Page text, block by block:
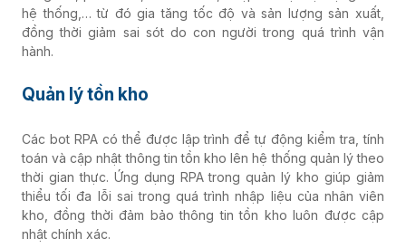
hệ thống,… từ đó gia tăng tốc độ và sản lượng sản xuất,
đồng thời giảm sai sót do con người trong quá trình vận
hành.
Quản lý tồn kho
Các bot RPA có thể được lập trình để tự động kiểm tra, tính
toán và cập nhật thông tin tồn kho lên hệ thống quản lý theo
thời gian thực. Ứng dụng RPA trong quản lý kho giúp giảm
thiểu tối đa lỗi sai trong quá trình nhập liệu của nhân viên
kho, đồng thời đảm bảo thông tin tồn kho luôn được cập
nhật chính xác.